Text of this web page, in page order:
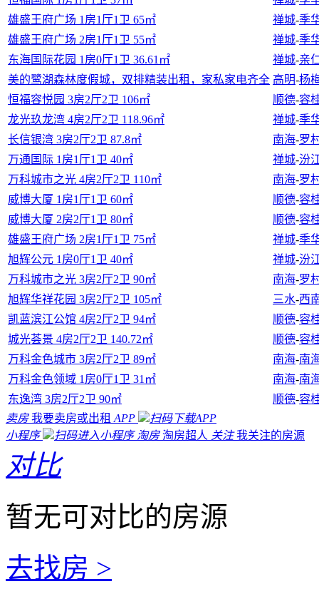
雄盛王府广场 1房1厅1卫 65㎡
禅城-季
雄盛王府广场 2房1厅1卫 55㎡
禅城-季
东海国际花园 1房0厅1卫 36.61㎡
禅城-亲
美的鹭湖森林度假城，双排精装出租，家私家电齐全 高明-杨
恒福容悦园 3房2厅2卫 106㎡
顺德-容
龙光玖龙湾 4房2厅2卫 118.96㎡
禅城-季
长信银湾 3房2厅2卫 87.8㎡
南海-罗
万通国际 1房1厅1卫 40㎡
禅城-汾
万科城市之光 4房2厅2卫 110㎡
南海-罗
威博大厦 1房1厅1卫 60㎡
顺德-容
威博大厦 2房2厅1卫 80㎡
顺德-容
雄盛王府广场 2房1厅1卫 75㎡
禅城-季
旭辉公元 1房0厅1卫 40㎡
禅城-汾
万科城市之光 3房2厅2卫 90㎡
南海-罗
旭辉华祥花园 3房2厅2卫 105㎡
三水-西
凯蓝滨江公馆 4房2厅2卫 94㎡
顺德-容
城光荟景 4房2厅2卫 140.72㎡
顺德-容
万科金色城市 3房2厅2卫 89㎡
南海-南
万科金色领域 1房0厅1卫 31㎡
南海-南
东逸湾 3房2厅2卫 90㎡
顺德-容
卖房 我要卖房或出租 APP
扫码下载APP
小程序
扫码进入小程序 淘房 淘房超人 关注 我关注的房源
对比
暂无可对比的房源
去找房 >